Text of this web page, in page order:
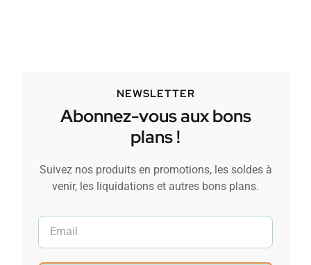
NEWSLETTER
Abonnez-vous aux bons
plans !
Suivez nos produits en promotions, les soldes à
venir, les liquidations et autres bons plans.